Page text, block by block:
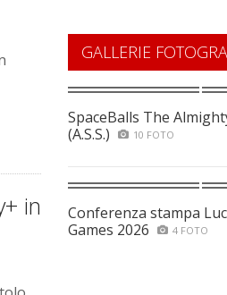
in
GALLERIE
SpaceBalls The
(A.S.S.)
10 FOTO
Conferenza stampa
Games 2026
4 FOTO